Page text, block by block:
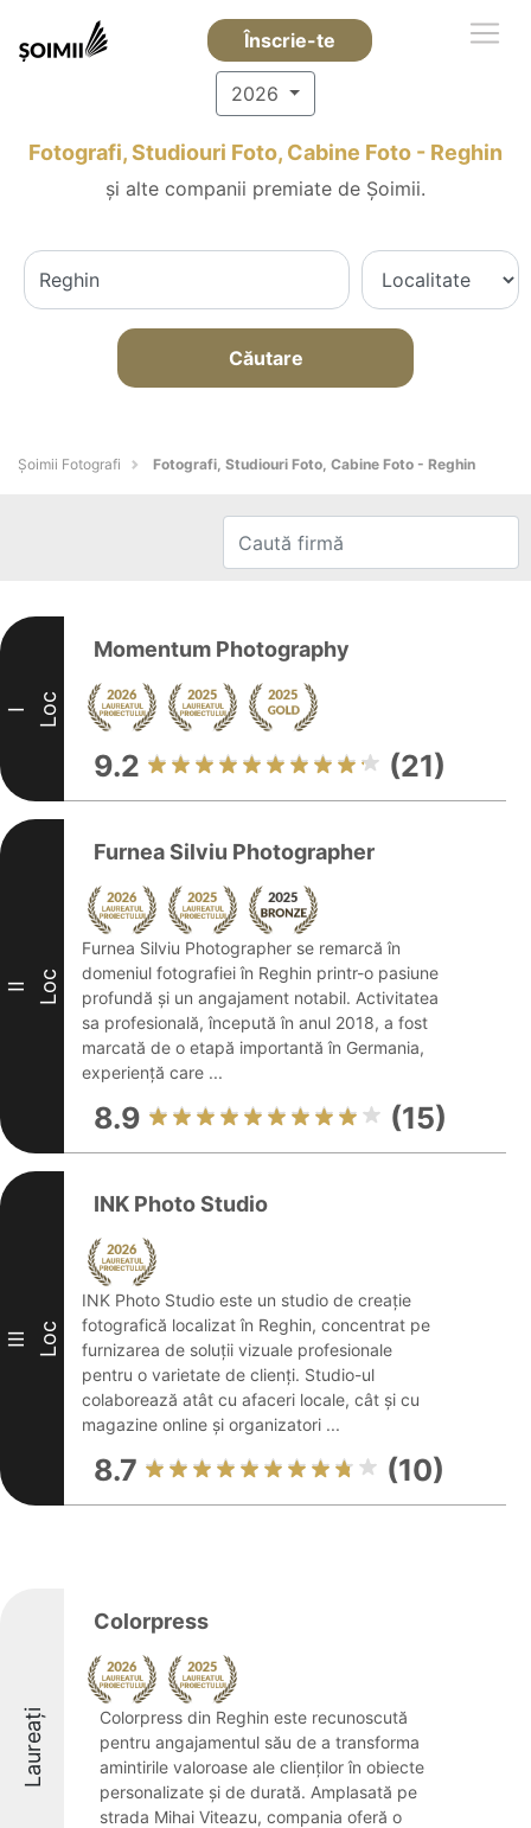
Înscrie-te
2026
Fotografi, Studiouri Foto, Cabine Foto - Reghin
și alte companii premiate de Șoimii.
Căutare
Șoimii Fotografi Fotografi, Studiouri Foto, Cabine Foto - Reghin
I Loc
Momentum Photography
9.2 (21)
II Loc
Furnea Silviu Photographer
Furnea Silviu Photographer se remarcă în
domeniul fotografiei în Reghin printr-o pasiune
profundă și un angajament notabil. Activitatea
sa profesională, începută în anul 2018, a fost
marcată de o etapă importantă în Germania,
experiență care ...
8.9 (15)
III Loc
INK Photo Studio
INK Photo Studio este un studio de creație
fotografică localizat în Reghin, concentrat pe
furnizarea de soluții vizuale profesionale
pentru o varietate de clienți. Studio-ul
colaborează atât cu afaceri locale, cât și cu
magazine online și organizatori ...
8.7 (10)
Laureați
Colorpress
Colorpress din Reghin este recunoscută
pentru angajamentul său de a transforma
amintirile valoroase ale clienților în obiecte
personalizate și de durată. Amplasată pe
strada Mihai Viteazu, compania oferă o